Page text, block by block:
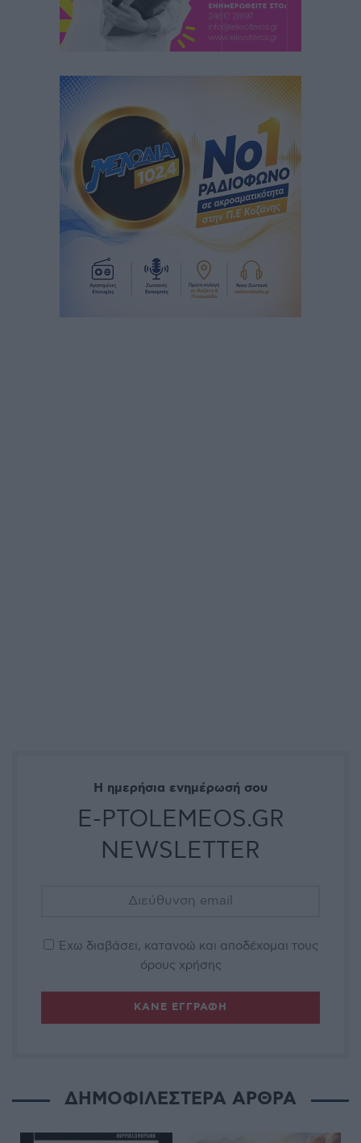
Η ημερήσια ενημέρωσή σου
E-PTOLEMEOS.GR
NEWSLETTER
Έχω διαβάσει, κατανοώ και αποδέχομαι τους
όρους χρήσης
ΔΗΜΟΦΙΛΕΣΤΕΡΑ ΑΡΘΡΑ